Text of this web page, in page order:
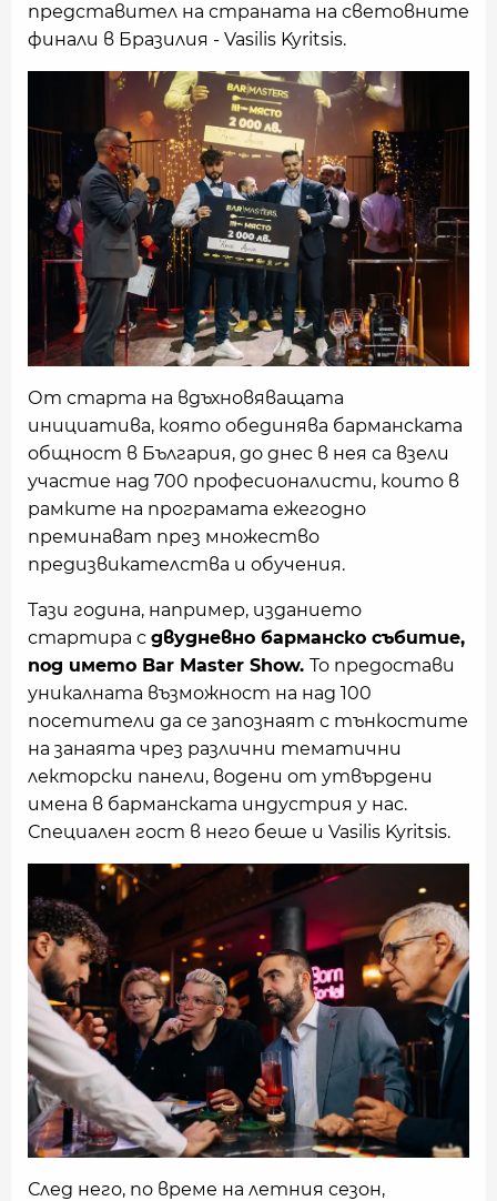
представител на страната на световните
финали в Бразилия - Vasilis Kyritsis.
От старта на вдъхновяващата
инициатива, която обединява барманската
общност в България, до днес в нея са взели
участие над 700 професионалисти, които в
рамките на програмата ежегодно
преминават през множество
предизвикателства и обучения.
Тази година, например, изданието
стартира с двудневно барманско събитие,
под името Bar Master Show. То предостави
уникалната възможност на над 100
посетители да се запознаят с тънкостите
на занаята чрез различни тематични
лекторски панели, водени от утвърдени
имена в барманската индустрия у нас.
Специален гост в него беше и Vasilis Kyritsis.
След него, по време на летния сезон,